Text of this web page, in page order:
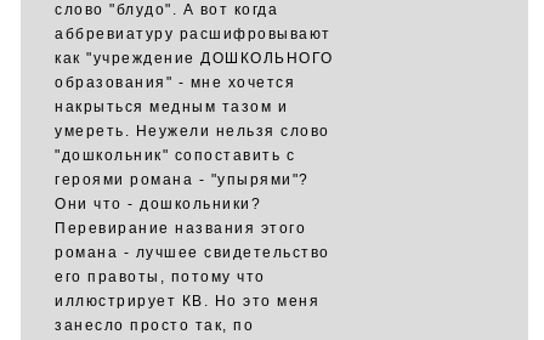
слово "блудо". А вот когда
аббревиатуру расшифровывают
как "учреждение ДОШКОЛЬНОГО
образования" - мне хочется
накрыться медным тазом и
умереть. Неужели нельзя слово
"дошкольник" сопоставить с
героями романа - "упырями"?
Они что - дошкольники?
Перевирание названия этого
романа - лучшее свидетельство
его правоты, потому что
иллюстрирует КВ. Но это меня
занесло просто так, по